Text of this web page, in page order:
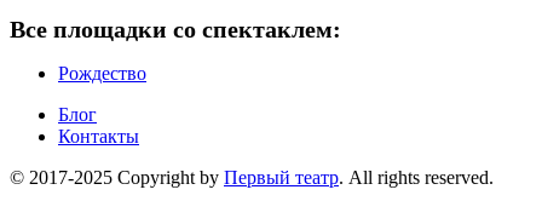
Все площадки со спектаклем:
Рождество
Блог
Контакты
© 2017-2025 Copyright by Первый театр. All rights reserved.